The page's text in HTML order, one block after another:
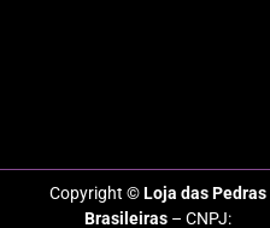
Copyright ©Loja das Pedras
Brasileiras– CNPJ: